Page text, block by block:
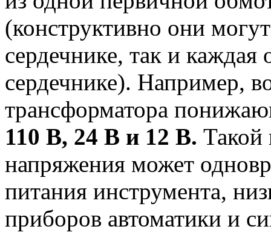
(конструктивно они
сердечнике, так и
сердечнике). Например,
трансформатора
110 В, 24 В и 12 В.
напряжения может
питания инструмента,
приборов автоматики и